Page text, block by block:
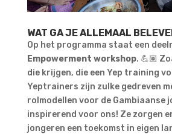
WAT GA JE ALLEMAAL
Op het programma staat een
Empowerment workshop. 💪🏽
die krijgen, die een Yep training
Yeptrainers zijn zulke gedreven
rolmodellen voor de Gambiaanse
inspirerend voor ons! Ze zorgen
jongeren een toekomst in eigen